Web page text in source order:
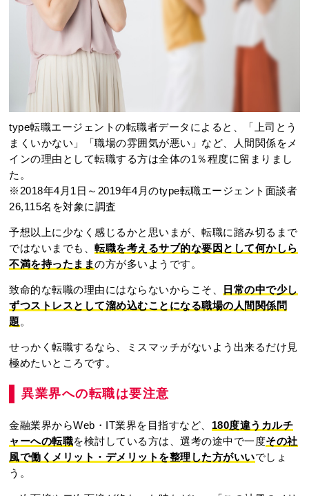
type転職エージェントの転職者データによると、「上司とう
まくいかない」「職場の雰囲気が悪い」など、人間関係をメ
インの理由として転職する方は全体の1％程度に留まりまし
た。
※2018年4月1日～2019年4月のtype転職エージェント面談者
26,115名を対象に調査
予想以上に少なく感じるかと思いまが、転職に踏み切るまで
ではないまでも、 転職を考えるサブ的な要因として何かしら
不満を持ったままの方が多いようです。
致命的な転職の理由にはならないからこそ、
日常の中で少し
ずつストレスとして溜め込むことになる職場の人間関係問
題 。
せっかく転職するなら、ミスマッチがないよう出来るだけ見
極めたいところです。
異業界への転職は要注意
金融業界からWeb・IT業界を目指すなど、 180度違うカルチ
ャーへの転職を検討している方は、選考の途中で一度その社
風で働くメリット・デメリットを整理した方がいいでしょ
う。